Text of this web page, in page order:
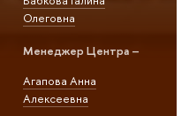
Олеговна
Менеджер Центра –
Агапова Анна
Алексеевна